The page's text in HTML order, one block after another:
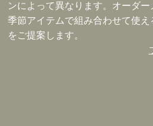
ンによって異なります。オーダー
季節アイテムで組み合わせて使
をご提案します。